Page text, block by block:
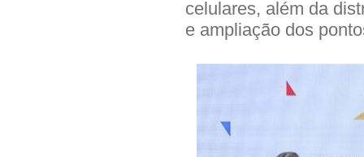
celulares, além da
e ampliação dos